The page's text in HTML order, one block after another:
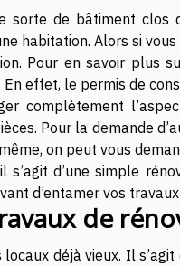
sorte de bâtiment
habitation. Alors si
Pour en savoir plus
effet, le permis de
complètement
Pour la demande
on peut vous
s’agit d’une simple
d’entamer vos
de
déjà vieux. Il